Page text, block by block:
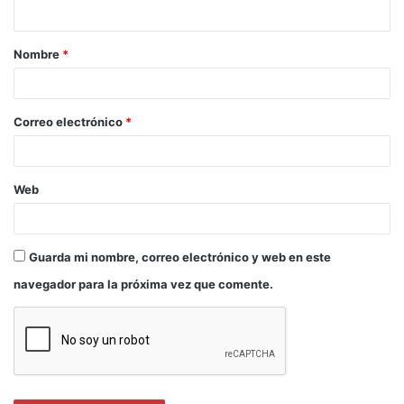
respaldo del público, sustentado en la masiva
social, que engloba proyectos a favor de la
el sector.
Por último, aquellos creadores o creadoras que
revelación podrán competir también por la Mejor
Nombre *
Correo electrónico *
Web
Guarda mi nombre, correo electrónico y web en este
navegador para la próxima vez que comente.